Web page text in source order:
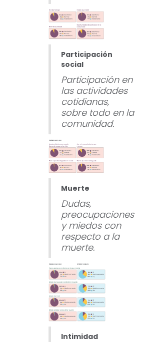
Participación
social
Participación en
las actividades
cotidianas,
sobre todo en la
comunidad.
Muerte
Dudas,
preocupaciones
y miedos con
respecto a la
muerte.
Intimidad